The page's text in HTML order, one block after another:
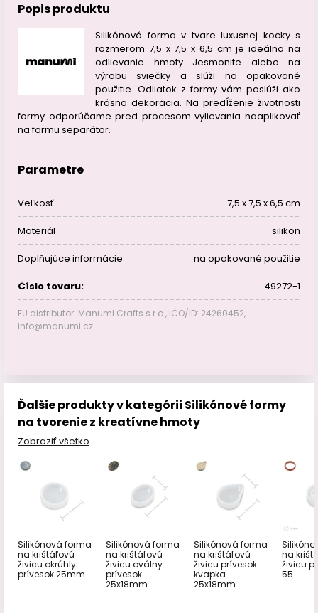
Popis produktu
Silikónová forma v tvare luxusnej kocky s
rozmerom 7,5 x 7,5 x 6,5 cm je ideálna na
odlievanie hmoty Jesmonite alebo na
výrobu sviečky a slúži na opakované
použitie. Odliatok z formy vám poslúži ako
krásna dekorácia. Na predĺženie životnosti
formy odporúčame pred procesom vylievania naaplikovať
na formu separátor.
Parametre
Veľkosť 7,5 x 7,5 x 6,5 cm
Materiál silikon
Doplňujúce informácie na opakované použitie
Číslo tovaru: 49272-1
EU distributor: Manumi Crafts s.r.o., IČO/ID: 24260452,
info@manumi.cz
Ďalšie produkty v kategórii Silikónové formy
na tvorenie z kreatívne hmoty
Zobraziť všetko
Silikónová forma
na krištáľovú
živicu okrúhly
prívesok 25mm
Silikónová forma
na krištáľovú
živicu oválny
prívesok
25x18mm
Silikónová forma
na krištáľovú
živicu prívesok
kvapka
25x18mm
na
živicu
55